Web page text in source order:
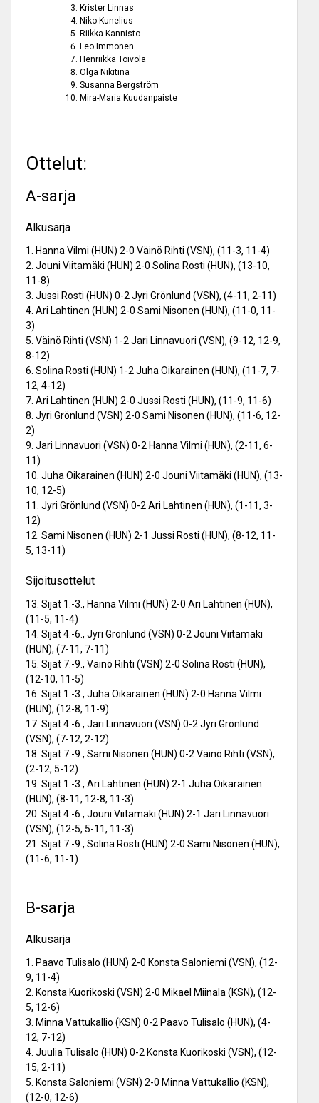
Krister Linnas
Niko Kunelius
Riikka Kannisto
Leo Immonen
Henriikka Toivola
Olga Nikitina
Susanna Bergström
Mira-Maria Kuudanpaiste
Ottelut:
A-sarja
Alkusarja
1. Hanna Vilmi (HUN) 2-0 Väinö Rihti (VSN), (11-3, 11-4)
2. Jouni Viitamäki (HUN) 2-0 Solina Rosti (HUN), (13-10,
11-8)
3. Jussi Rosti (HUN) 0-2 Jyri Grönlund (VSN), (4-11, 2-11)
4. Ari Lahtinen (HUN) 2-0 Sami Nisonen (HUN), (11-0, 11-
3)
5. Väinö Rihti (VSN) 1-2 Jari Linnavuori (VSN), (9-12, 12-9,
8-12)
6. Solina Rosti (HUN) 1-2 Juha Oikarainen (HUN), (11-7, 7-
12, 4-12)
7. Ari Lahtinen (HUN) 2-0 Jussi Rosti (HUN), (11-9, 11-6)
8. Jyri Grönlund (VSN) 2-0 Sami Nisonen (HUN), (11-6, 12-
2)
9. Jari Linnavuori (VSN) 0-2 Hanna Vilmi (HUN), (2-11, 6-
11)
10. Juha Oikarainen (HUN) 2-0 Jouni Viitamäki (HUN), (13-
10, 12-5)
11. Jyri Grönlund (VSN) 0-2 Ari Lahtinen (HUN), (1-11, 3-
12)
12. Sami Nisonen (HUN) 2-1 Jussi Rosti (HUN), (8-12, 11-
5, 13-11)
Sijoitusottelut
13. Sijat 1.-3., Hanna Vilmi (HUN) 2-0 Ari Lahtinen (HUN),
(11-5, 11-4)
14. Sijat 4.-6., Jyri Grönlund (VSN) 0-2 Jouni Viitamäki
(HUN), (7-11, 7-11)
15. Sijat 7.-9., Väinö Rihti (VSN) 2-0 Solina Rosti (HUN),
(12-10, 11-5)
16. Sijat 1.-3., Juha Oikarainen (HUN) 2-0 Hanna Vilmi
(HUN), (12-8, 11-9)
17. Sijat 4.-6., Jari Linnavuori (VSN) 0-2 Jyri Grönlund
(VSN), (7-12, 2-12)
18. Sijat 7.-9., Sami Nisonen (HUN) 0-2 Väinö Rihti (VSN),
(2-12, 5-12)
19. Sijat 1.-3., Ari Lahtinen (HUN) 2-1 Juha Oikarainen
(HUN), (8-11, 12-8, 11-3)
20. Sijat 4.-6., Jouni Viitamäki (HUN) 2-1 Jari Linnavuori
(VSN), (12-5, 5-11, 11-3)
21. Sijat 7.-9., Solina Rosti (HUN) 2-0 Sami Nisonen (HUN),
(11-6, 11-1)
B-sarja
Alkusarja
1. Paavo Tulisalo (HUN) 2-0 Konsta Saloniemi (VSN), (12-
9, 11-4)
2. Konsta Kuorikoski (VSN) 2-0 Mikael Miinala (KSN), (12-
5, 12-6)
3. Minna Vattukallio (KSN) 0-2 Paavo Tulisalo (HUN), (4-
12, 7-12)
4. Juulia Tulisalo (HUN) 0-2 Konsta Kuorikoski (VSN), (12-
15, 2-11)
5. Konsta Saloniemi (VSN) 2-0 Minna Vattukallio (KSN),
(12-0, 12-6)